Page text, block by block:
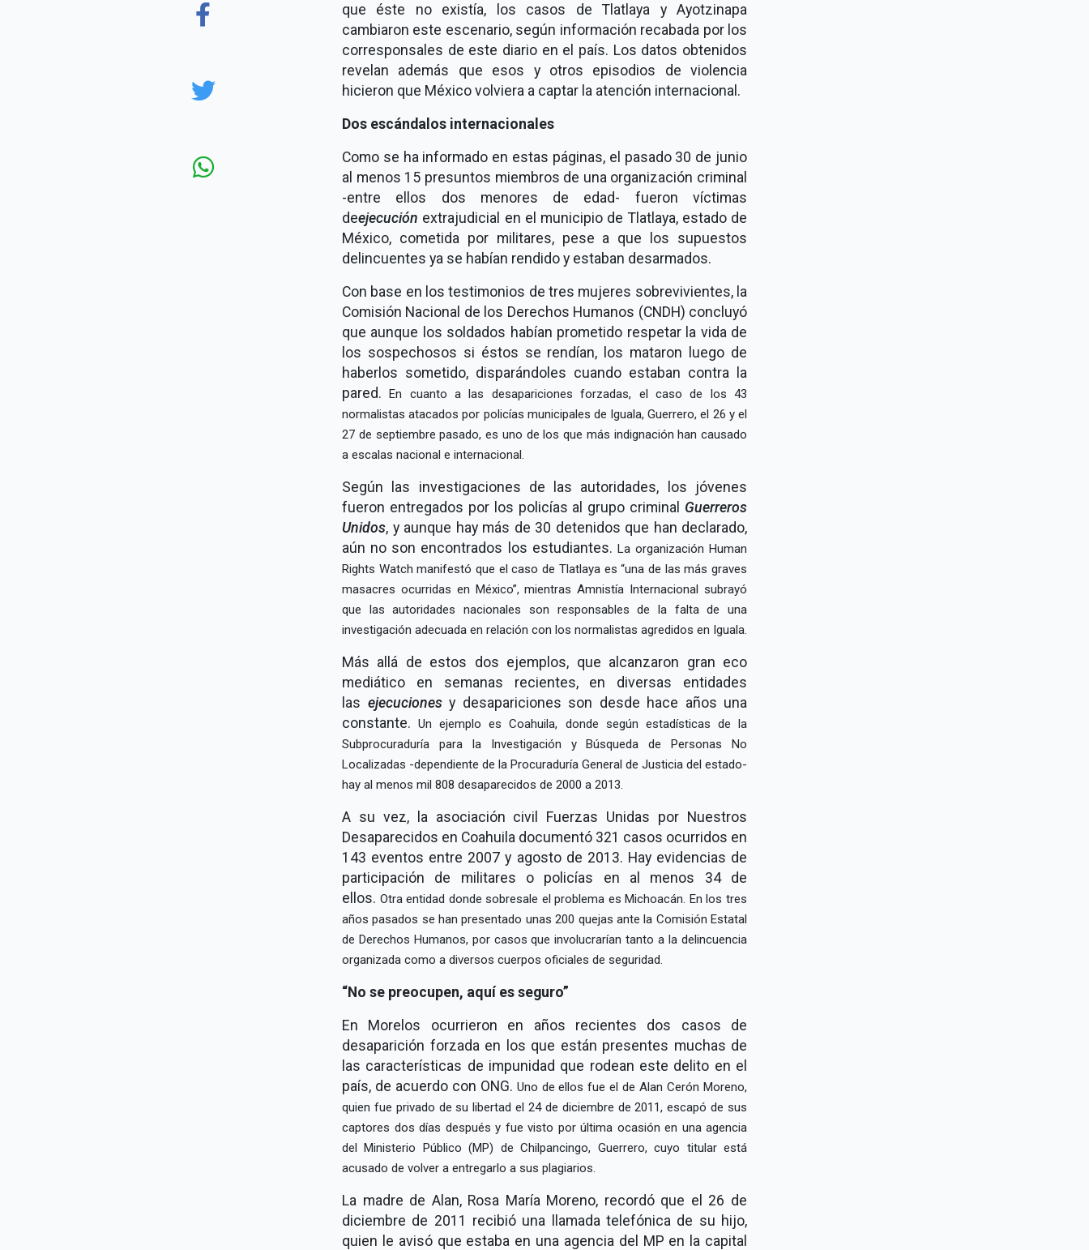
que éste no existía, los casos de Tlatlaya y Ayotzinapa
cambiaron este escenario, según información recabada por los
corresponsales de este diario en el país. Los datos obtenidos
revelan además que esos y otros episodios de violencia
hicieron que México volviera a captar la atención internacional.
Dos escándalos internacionales
Como se ha informado en estas páginas, el pasado 30 de junio
al menos 15 presuntos miembros de una organización criminal
-entre ellos dos menores de edad- fueron víctimas
deejecución extrajudicial en el municipio de Tlatlaya, estado de
México, cometida por militares, pese a que los supuestos
delincuentes ya se habían rendido y estaban desarmados.
Con base en los testimonios de tres mujeres sobrevivientes, la
Comisión Nacional de los Derechos Humanos (CNDH) concluyó
que aunque los soldados habían prometido respetar la vida de
los sospechosos si éstos se rendían, los mataron luego de
haberlos sometido, disparándoles cuando estaban contra la
pared.En cuanto a las desapariciones forzadas, el caso de los 43
normalistas atacados por policías municipales de Iguala, Guerrero, el 26 y el
27 de septiembre pasado, es uno de los que más indignación han causado
a escalas nacional e internacional.
Según las investigaciones de las autoridades, los jóvenes
fueron entregados por los policías al grupo criminal Guerreros
Unidos, y aunque hay más de 30 detenidos que han declarado,
aún no son encontrados los estudiantes. La organización Human
Rights Watch manifestó que el caso de Tlatlaya es una de las más graves
masacres ocurridas en México , mientras Amnistía Internacional subrayó
que las autoridades nacionales son responsables de la falta de una
investigación adecuada en relación con los normalistas agredidos en Iguala.
Más allá de estos dos ejemplos, que alcanzaron gran eco
mediático en semanas recientes, en diversas entidades
las ejecucionesy desapariciones son desde hace años una
constante.Un ejemplo es Coahuila, donde según estadísticas de la
Subprocuraduría para la Investigación y Búsqueda de Personas No
Localizadas -dependiente de la Procuraduría General de Justicia del estado-
hay al menos mil 808 desaparecidos de 2000 a 2013.
A su vez, la asociación civil Fuerzas Unidas por Nuestros
Desaparecidos en Coahuila documentó 321 casos ocurridos en
143 eventos entre 2007 y agosto de 2013. Hay evidencias de
participación de militares o policías en al menos 34 de
ellos. Otra entidad donde sobresale el problema es Michoacán. En los tres
años pasados se han presentado unas 200 quejas ante la Comisión Estatal
de Derechos Humanos, por casos que involucrarían tanto a la delincuencia
organizada como a diversos cuerpos oficiales de seguridad.
No se preocupen, aquí es seguro
En Morelos ocurrieron en años recientes dos casos de
desaparición forzada en los que están presentes muchas de
las características de impunidad que rodean este delito en el
país, de acuerdo con ONG. Uno de ellos fue el de Alan Cerón Moreno,
quien fue privado de su libertad el 24 de diciembre de 2011, escapó de sus
captores dos días después y fue visto por última ocasión en una agencia
del Ministerio Público (MP) de Chilpancingo, Guerrero, cuyo titular está
acusado de volver a entregarlo a sus plagiarios.
La madre de Alan, Rosa María Moreno, recordó que el 26 de
diciembre de 2011 recibió una llamada telefónica de su hijo,
quien le avisó que estaba en una agencia del MP en la capital